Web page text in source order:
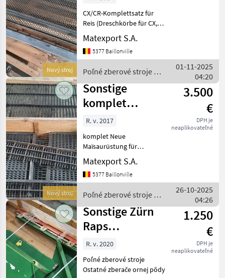
Nový stroj
Reis und Maïs für
CX
CX/CR-Komplettsatz für
Reis (Dreschkörbe für CX,
Vorsieb, Ober- und
Untersieb) CX/CR-
Komplettsatz für Mais
Vorrost, Ober- und
Untersiebt) Compl
Matexport S.A.
5377 Baillonville
Poľné zberové stroje /
Sonstige
01-11-2025
04:20
Nový stroj
Sonstige
komplet
Maïsaurüstung
für Mâhdrescher
New Hollan
3.500
€
DPH je
neaplikovateľné
R. v. 2017
komplet Neue
Maïsaurüstung für
Mâhdrescher New Holland
CX 6080 / 6090 complete
new maïs equipment for
Holland CX 6080 / 6090
Poľné zberové st
Matexport S.A.
5377 Baillonville
Poľné zberové stroje /
Sonstige
26-10-2025
04:26
Sonstige Zürn
Raps
Seitenmesser für
John Deere
scneidwerk
1.250
€
DPH je
neaplikovateľné
R. v. 2020
Poľné zberové stroje
Ostatné zberače ornej pôdy